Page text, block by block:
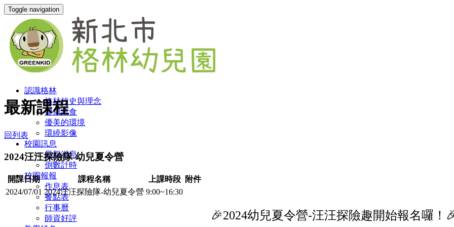
Toggle navigation
認識格林
格林校史與理念
健康蔬食
優美的環境
環繞影像
校園訊息
最新消息
倒數計時
校園報報
作息表
餐點表
行事曆
師資好評
最新課程
回列表
2024汪汪探險隊-幼兒夏令營
開課日期 課程名稱 上課時段
附件
2024/07/01 2024汪汪探險隊-幼兒夏令營 9:00~16:30
🎉2024幼兒夏令營-汪汪探險趣開始報名囉！